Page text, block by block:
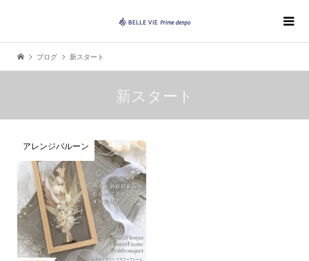
ブログ 新スタート
新スタート
アレンジバルーン